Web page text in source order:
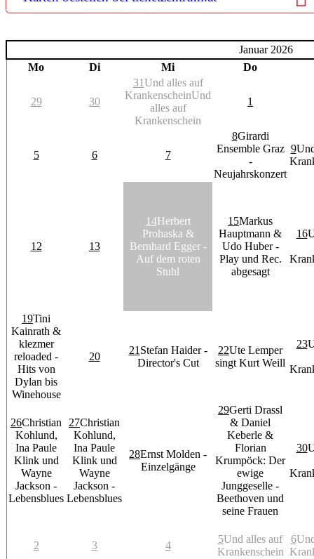
Januar 2026
Mo
Di Mi Do
29 30
31Und alles auf
KrankenscheinUnd
alles auf
Krankenschein
1
5 6 7
8Girardi
Ensemble Graz
-
Neujahrskonzert
9
12 13
14Herbert
Prohaska &
Bernhard Egger -
Auf dem roten
Stuhl
15Markus
Hauptmann &
Udo Huber -
Play und Rec.
abgesagt
16
19Tini
Kainrath &
klezmer
reloaded -
Hits von
Dylan bis
Winehouse
20
21 Stefan Haider -
Director's Cut
22Ute Lemper
singt Kurt Weill
23
26Christian
Kohlund,
Ina Paule
Klink und
Wayne
Jackson -
Lebensblues
27Christian
Kohlund,
Ina Paule
Klink und
Wayne
Jackson -
Lebensblues
28Ernst Molden -
Einzelgänge
29Gerti Drassl
& Daniel
Keberle &
Florian
Krumpöck: Der
ewige
Junggeselle -
Beethoven und
seine Frauen
30
2 3 4
5Und alles auf
Krankenschein
6